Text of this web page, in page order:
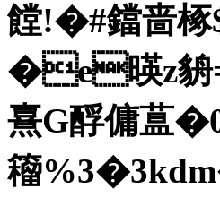
饄!�#鐺啬
�e暎z貈
熹G酻傭
籕